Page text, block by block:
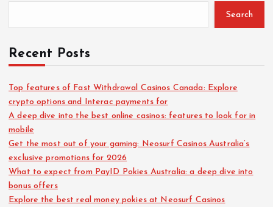
Search
Recent Posts
Top features of Fast Withdrawal Casinos Canada: Explore
crypto options and Interac payments for
A deep dive into the best online casinos: features to look for in
mobile
Get the most out of your gaming: Neosurf Casinos Australia’s
exclusive promotions for 2026
What to expect from PayID Pokies Australia: a deep dive into
bonus offers
Explore the best real money pokies at Neosurf Casinos